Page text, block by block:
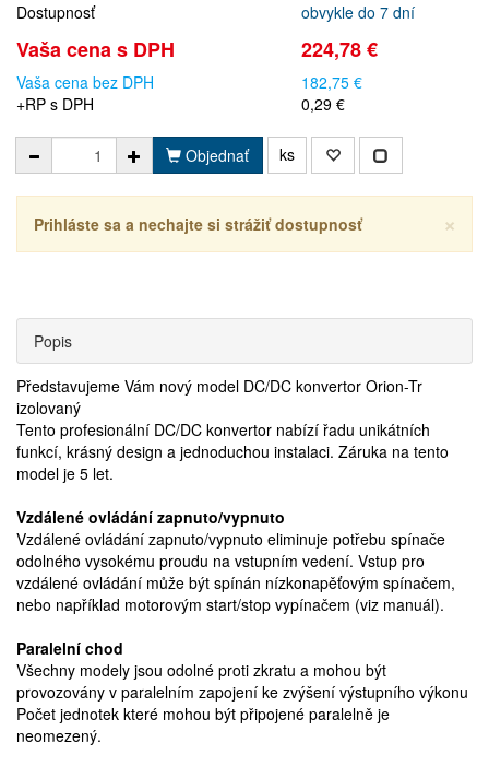
Dostupnosť
obvykle do 7 dní
Vaša cena s DPH 224,78 €
Vaša cena bez DPH
182,75 €
+RP s DPH
0,29 €
Objednať ks
×
Prihláste sa a nechajte si strážiť dostupnosť
Popis
Představujeme Vám nový model DC/DC konvertor Orion-Tr
izolovaný
Tento profesionální DC/DC konvertor nabízí řadu unikátních
funkcí, krásný design a jednoduchou instalaci. Záruka na tento
model je 5 let.
Vzdálené ovládání zapnuto/vypnuto
Vzdálené ovládání zapnuto/vypnuto eliminuje potřebu spínače
odolného vysokému proudu na vstupním vedení. Vstup pro
vzdálené ovládání může být spínán nízkonapěťovým spínačem,
nebo například motorovým start/stop vypínačem (viz manuál).
Paralelní chod
Všechny modely jsou odolné proti zkratu a mohou být
provozovány v paralelním zapojení ke zvýšení výstupního výkonu
Počet jednotek které mohou být připojené paralelně je
neomezený.